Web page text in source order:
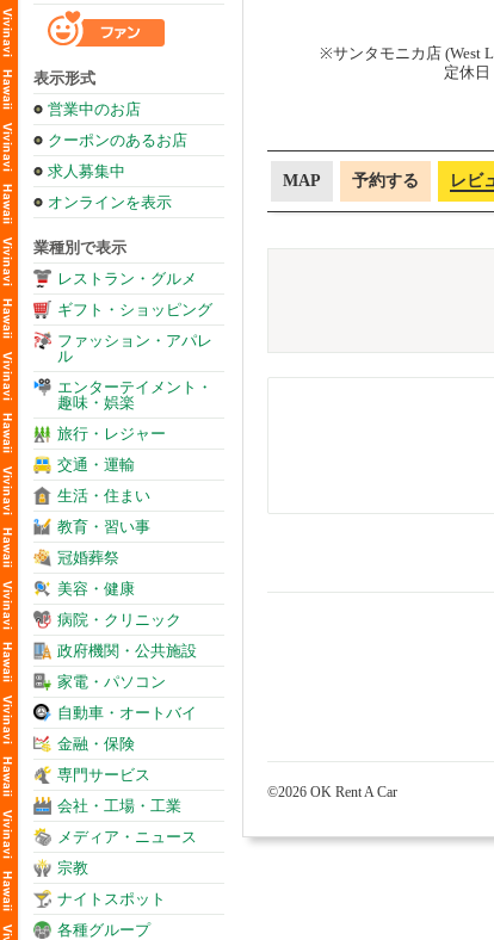
表示形式
営業中のお店
クーポンのあるお店
求人募集中
オンラインを表示
業種別で表示
レストラン・グルメ
ギフト・ショッピング
ファッション・アパレ
ル
エンターテイメント・
趣味・娯楽
旅行・レジャー
交通・運輸
生活・住まい
教育・習い事
冠婚葬祭
美容・健康
病院・クリニック
政府機関・公共施設
家電・パソコン
自動車・オートバイ
金融・保険
専門サービス
会社・工場・工業
メディア・ニュース
宗教
ナイトスポット
各種グループ
※サンタモニカ店 (West
定休日
MAP 予約する レビ
©2026 OK Rent A Car